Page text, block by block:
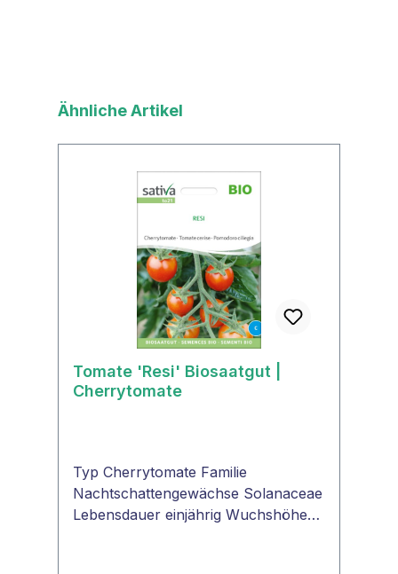
Produktgalerie überspringen
Ähnliche Artikel
Tomate 'Resi' Biosaatgut |
Cherrytomate
Typ Cherrytomate Familie
Nachtschattengewächse Solanaceae
Lebensdauer einjährig Wuchshöhe